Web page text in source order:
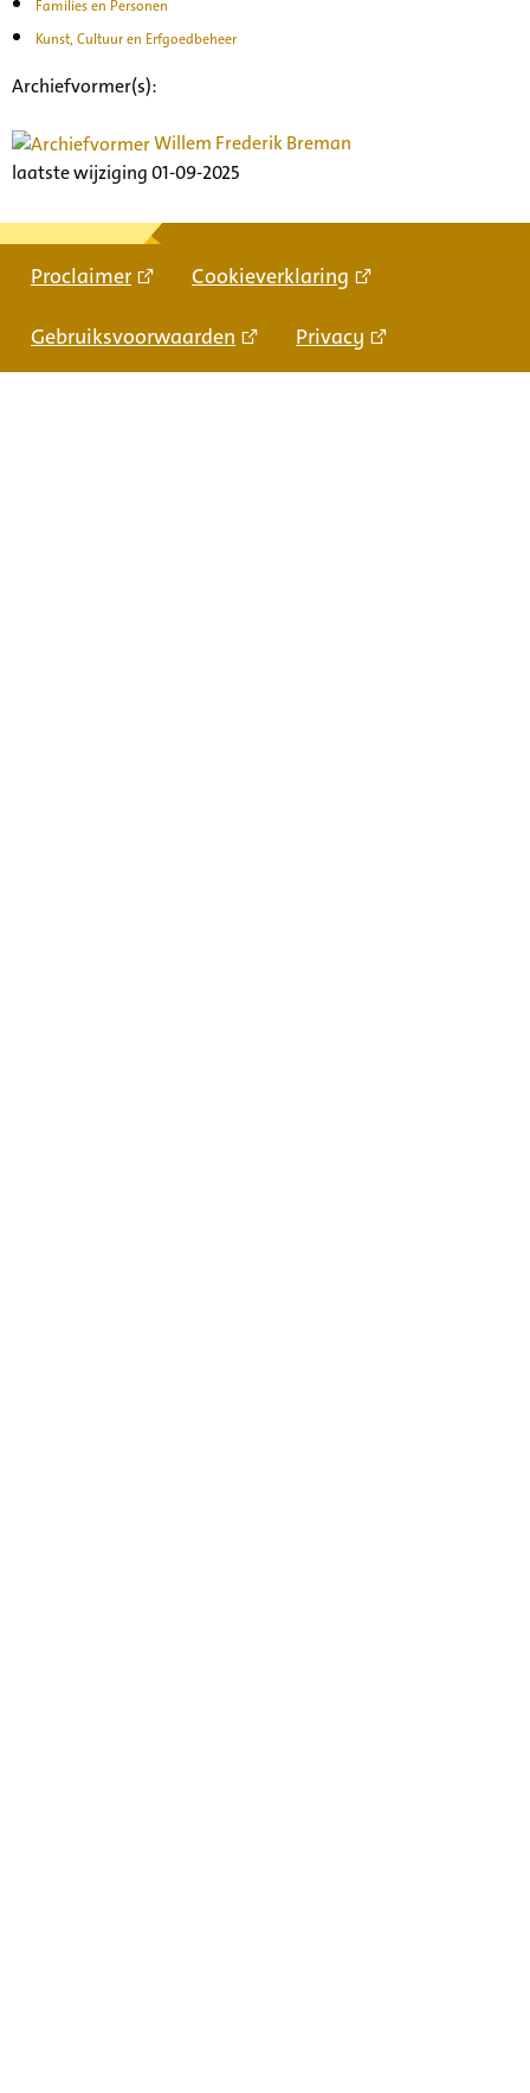
Families en Personen
Kunst, Cultuur en Erfgoedbeheer
Archiefvormer(s):
Willem Frederik Breman
laatste wijziging 01-09-2025
Proclaimer Cookieverklaring
Gebruiksvoorwaarden Privacy